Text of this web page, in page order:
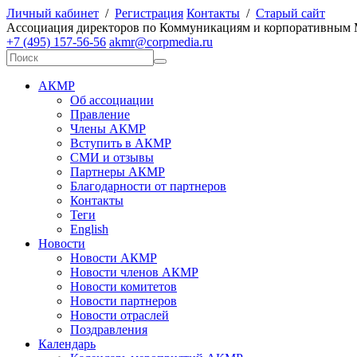
Личный кабинет / Регистрация Контакты / Старый сайт
Ассоциация директоров по Коммуникациям и корпоративным
+7 (495) 157-56-56 akmr@corpmedia.ru
АКМР
Об ассоциации
Правление
Члены АКМР
Вступить в АКМР
СМИ и отзывы
Партнеры АКМР
Благодарности от партнеров
Контакты
Теги
English
Новости
Новости АКМР
Новости членов АКМР
Новости комитетов
Новости партнеров
Новости отраслей
Поздравления
Календарь